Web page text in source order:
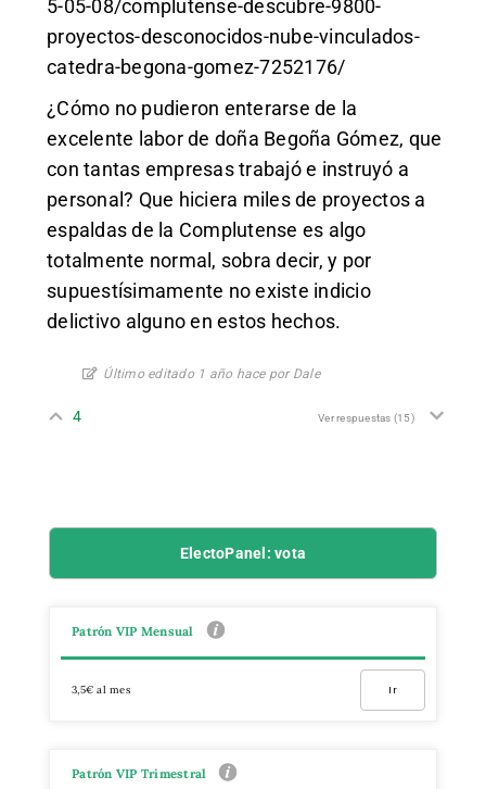
5-05-08/complutense-descubre-9800-
proyectos-desconocidos-nube-vinculados-
catedra-begona-gomez-7252176/
¿Cómo no pudieron enterarse de la
excelente labor de doña Begoña Gómez, que
con tantas empresas trabajó e instruyó a
personal? Que hiciera miles de proyectos a
espaldas de la Complutense es algo
totalmente normal, sobra decir, y por
supuestísimamente no existe indicio
delictivo alguno en estos hechos.
Último editado 1 año hace por Dale
4 Ver respuestas (15)
ElectoPanel: vota
Patrón VIP Mensual
3,5€ al mes Ir
Patrón VIP Trimestral